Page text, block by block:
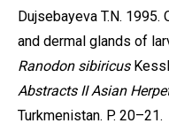
Dujsebayeva T.N.
and dermal glands of
Ranodon sibiricus
Abstracts II Asian
Turkmenistan. P. 20–21.